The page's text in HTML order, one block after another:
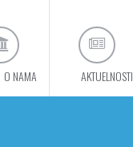
O NAMA AKTUELNOSTI